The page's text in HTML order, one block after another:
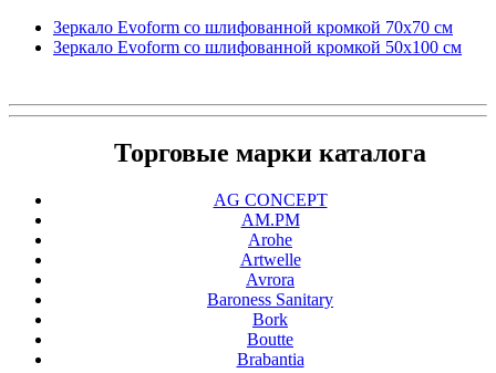
Зеркало Evoform со шлифованной кромкой 70х70 см
Зеркало Evoform со шлифованной кромкой 50х100 см
Торговые марки каталога
AG CONCEPT
AM.PM
Arohe
Artwelle
Avrora
Baroness Sanitary
Bork
Boutte
Brabantia